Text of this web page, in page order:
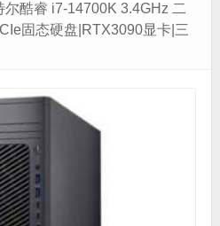
酷睿 i7-14700K 3.4GHz 二
固态硬盘|RTX3090显卡|三